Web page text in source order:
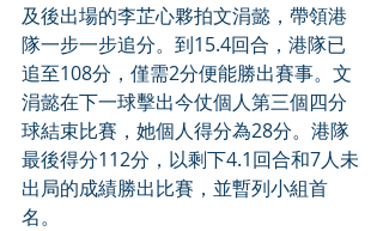
及後出場的李芷心夥拍文涓懿，帶領港
隊一步一步追分。到15.4回合，港隊已
追至108分，僅需2分便能勝出賽事。文
涓懿在下一球擊出今仗個人第三個四分
球結束比賽，她個人得分為28分。港隊
最後得分112分，以剩下4.1回合和7人未
出局的成績勝出比賽，並暫列小組首
名。